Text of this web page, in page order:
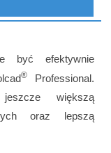
być efektywnie
®Professional.
większą
oraz lepszą